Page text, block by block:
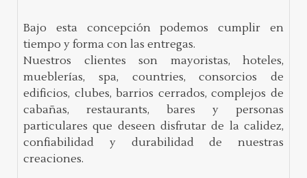
Bajo esta concepción podemos cumplir en
tiempo y forma con las entregas.
Nuestros clientes son mayoristas, hoteles,
mueblerías, spa, countries, consorcios de
edificios, clubes, barrios cerrados, complejos de
cabañas, restaurants, bares y personas
particulares que deseen disfrutar de la calidez,
confiabilidad y durabilidad de nuestras
creaciones.